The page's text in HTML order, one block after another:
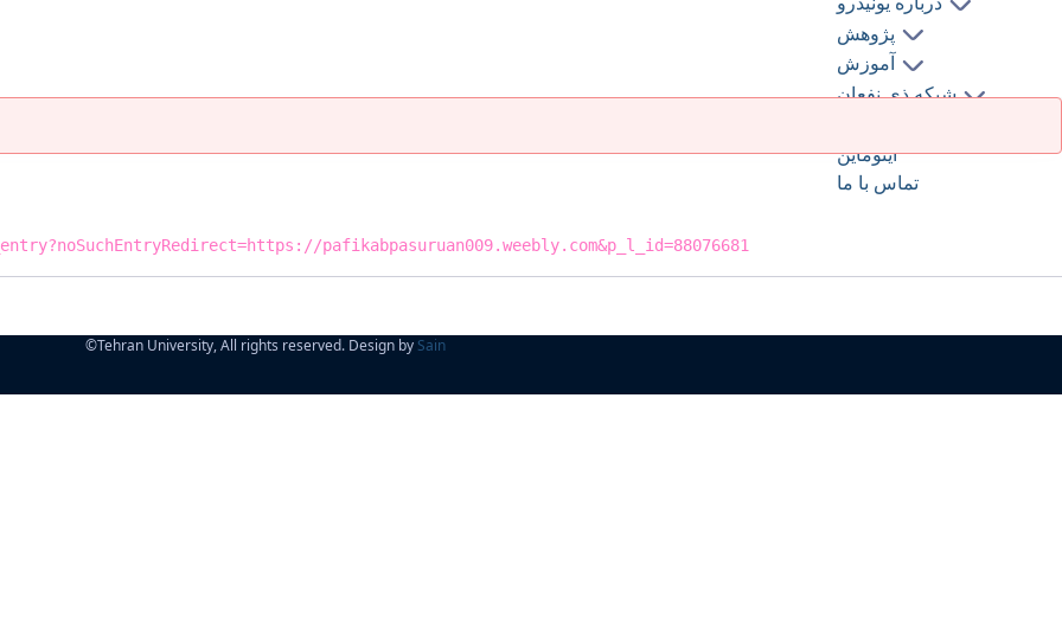
پژوهش
آموزش
شبکه ذی نفعان
اینوماین
تماس با ما
pafikabpasuruan009.weebly.com&p_l_id=88076681
©Tehran University, All rights reserved. Design by Sain